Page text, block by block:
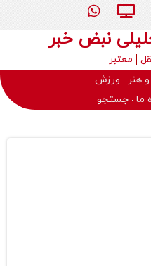
نبض خبر
معتبر
هنر
ورزش
ما جستجو